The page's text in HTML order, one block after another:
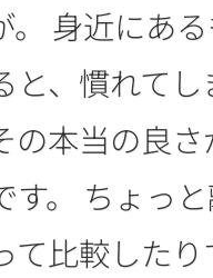
。 身近にあ
と、慣れて
の本当の良
す。 ちょっ
て比較した